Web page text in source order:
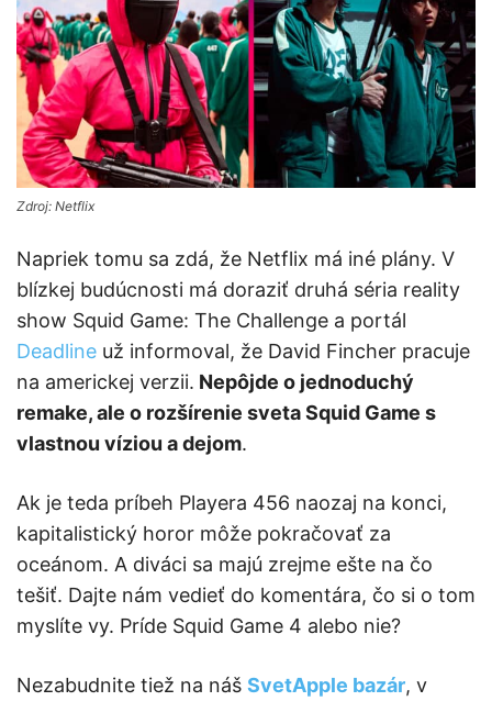
Zdroj: Netflix
Napriek tomu sa zdá, že Netflix má iné plány. V
blízkej budúcnosti má doraziť druhá séria reality
show Squid Game: The Challenge a portál
Deadline už informoval, že David Fincher pracuje
na americkej verzii. Nepôjde o jednoduchý
remake, ale o rozšírenie sveta Squid Game s
vlastnou víziou a dejom.
Ak je teda príbeh Playera 456 naozaj na konci,
kapitalistický horor môže pokračovať za
oceánom. A diváci sa majú zrejme ešte na čo
tešiť. Dajte nám vedieť do komentára, čo si o tom
myslíte vy. Príde Squid Game 4 alebo nie?
Nezabudnite tiež na náš SvetApple bazár, v